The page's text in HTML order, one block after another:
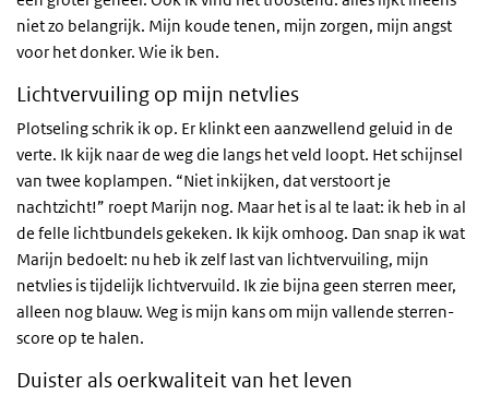
niet zo belangrijk. Mijn koude tenen, mijn zorgen, mijn angst
voor het donker. Wie ik ben.
Lichtvervuiling op mijn netvlies
Plotseling schrik ik op. Er klinkt een aanzwellend geluid in de
verte. Ik kijk naar de weg die langs het veld loopt. Het schijnsel
van twee koplampen. “Niet inkijken, dat verstoort je
nachtzicht!” roept Marijn nog. Maar het is al te laat: ik heb in al
de felle lichtbundels gekeken. Ik kijk omhoog. Dan snap ik wat
Marijn bedoelt: nu heb ik zelf last van lichtvervuiling, mijn
netvlies is tijdelijk lichtvervuild. Ik zie bijna geen sterren meer,
alleen nog blauw. Weg is mijn kans om mijn vallende sterren-
score op te halen.
Duister als oerkwaliteit van het leven